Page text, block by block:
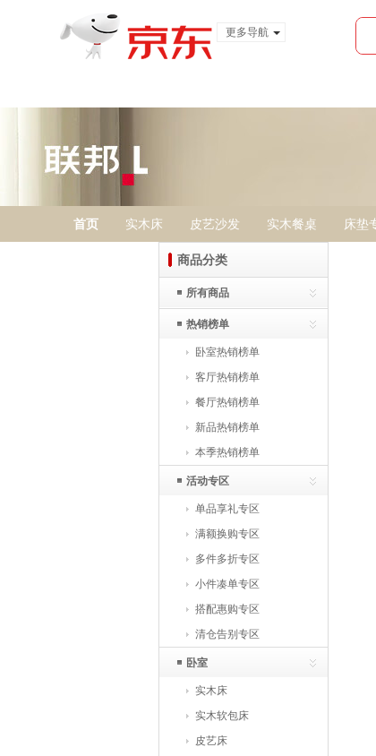
更多导航
首页 实木床 皮艺沙发 实木餐桌 床垫
商品分类
所有商品
热销榜单
卧室热销榜单
客厅热销榜单
餐厅热销榜单
新品热销榜单
本季热销榜单
活动专区
单品享礼专区
满额换购专区
多件多折专区
小件凑单专区
搭配惠购专区
清仓告别专区
卧室
实木床
实木软包床
皮艺床